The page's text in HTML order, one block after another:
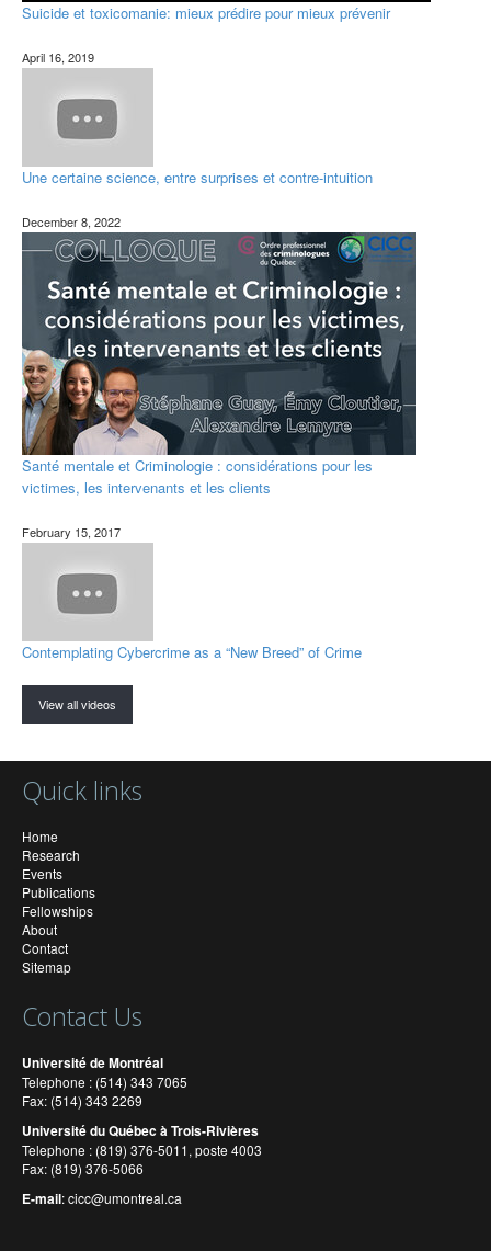
Suicide et toxicomanie: mieux prédire pour mieux prévenir
April 16, 2019
Une certaine science, entre surprises et contre-intuition
December 8, 2022
Santé mentale et Criminologie : considérations pour les
victimes, les intervenants et les clients
February 15, 2017
Contemplating Cybercrime as a “New Breed” of Crime
View all videos
Quick links
Home
Research
Events
Publications
Fellowships
About
Contact
Sitemap
Contact Us
Université de Montréal
Telephone : (514) 343 7065
Fax: (514) 343 2269
Université du Québec à Trois-Rivières
Telephone : (819) 376-5011, poste 4003
Fax: (819) 376-5066
E-mail:cicc@umontreal.ca